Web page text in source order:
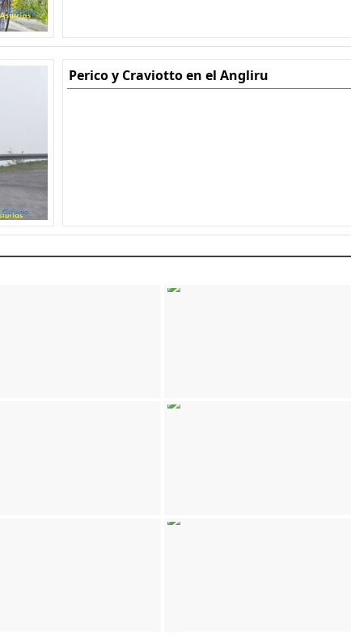
Perico y Craviotto en el Angliru